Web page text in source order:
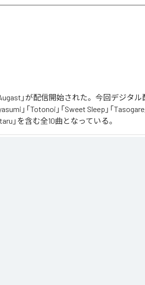
」が配信開始された。今回デジタル
」「Totonoi」「Sweet Sleep」「Tasogare
」を含む全10曲となっている。